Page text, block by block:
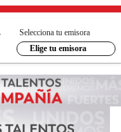
Selecciona tu emisora
Elige tu emisora